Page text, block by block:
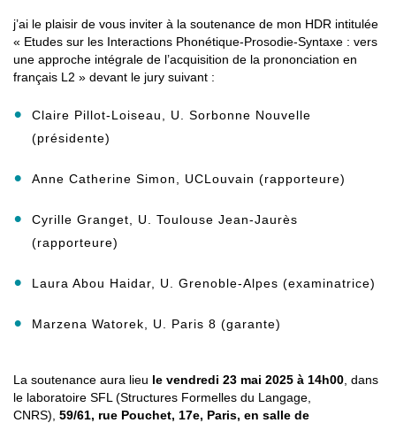
j’ai le plaisir de vous inviter à la soutenance de mon HDR intitulée
« Etudes sur les Interactions Phonétique-Prosodie-Syntaxe : vers
une approche intégrale de l’acquisition de la prononciation en
français L2 » devant le jury suivant :
Claire Pillot-Loiseau, U. Sorbonne Nouvelle
(présidente)
Anne Catherine Simon, UCLouvain (rapporteure)
Cyrille Granget, U. Toulouse Jean-Jaurès
(rapporteure)
Laura Abou Haidar, U. Grenoble-Alpes (examinatrice)
Marzena Watorek, U. Paris 8 (garante)
La soutenance aura lieu le vendredi 23 mai 2025 à 14h00 , dans
le laboratoire SFL (Structures Formelles du Langage,
CNRS), 59/61, rue Pouchet, 17e, Paris, en salle de